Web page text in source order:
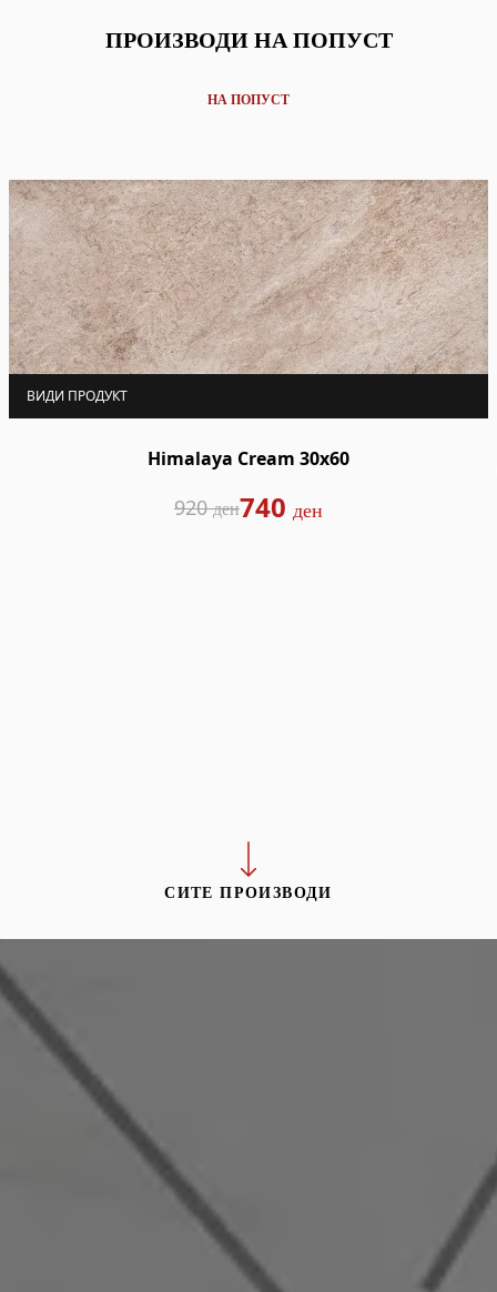
ПРОИЗВОДИ НА ПОПУСТ
НА ПОПУСТ
ВИДИ ПРОДУКТ
Himalaya Cream 30x60
920 ден740 ден
СИТЕ ПРОИЗВОДИ